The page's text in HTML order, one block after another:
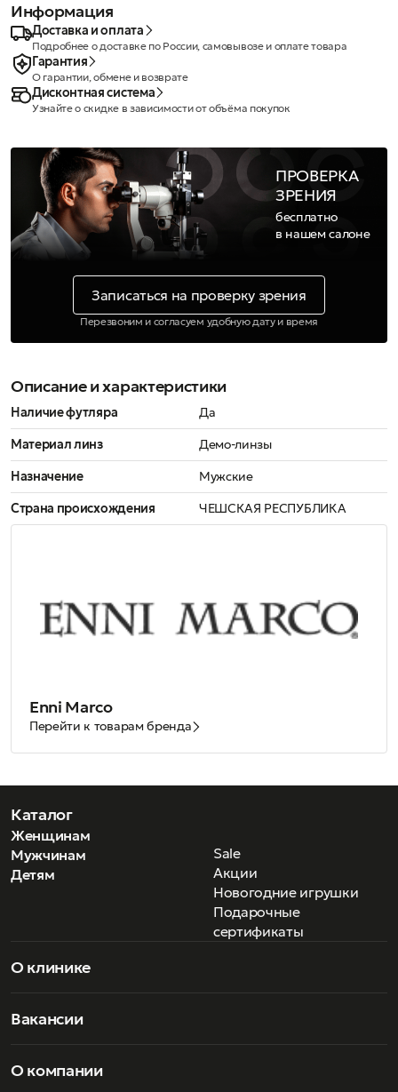
Информация
Доставка и оплата
Подробнее о доставке по России, самовывозе и оплате товара
Гарантия
О гарантии, обмене и возврате
Дисконтная система
Узнайте о скидке в зависимости от объёма покупок
ПРОВЕРКА
ЗРЕНИЯ
бесплатно
в нашем салоне
Записаться на проверку зрения
Перезвоним и согласуем удобную дату и время
Описание и характеристики
Наличие футляра
Да
Материал линз
Демо-линзы
Назначение
Мужские
Страна происхождения
ЧЕШСКАЯ РЕСПУБЛИКА
Enni Marco
Перейти к товарам бренда
Каталог
Женщинам
Мужчинам
Детям
Sale
Акции
Новогодние игрушки
Подарочные
сертификаты
О клинике
Вакансии
О компании